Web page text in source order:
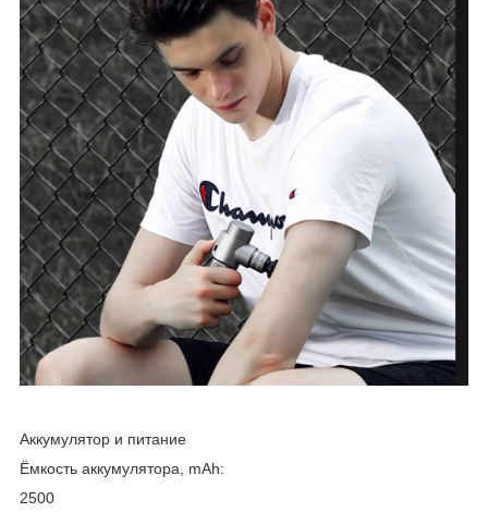
Аккумулятор и питание
Ёмкость аккумулятора, mAh:
2500